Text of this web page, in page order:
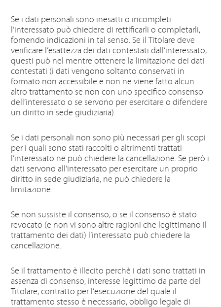
Se i dati personali sono inesatti o incompleti
l’interessato può chiedere di rettificarli o completarli,
fornendo indicazioni in tal senso. Se il Titolare deve
verificare l’esattezza dei dati contestati dall’interessato,
questi può nel mentre ottenere la limitazione dei dati
contestati (i dati vengono soltanto conservati in
formato non accessibile e non ne viene fatto alcun
altro trattamento se non con uno specifico consenso
dell’interessato o se servono per esercitare o difendere
un diritto in sede giudiziaria).
Se i dati personali non sono più necessari per gli scopi
per i quali sono stati raccolti o altrimenti trattati
l’interessato ne può chiedere la cancellazione. Se però i
dati servono all’interessato per esercitare un proprio
diritto in sede giudiziaria, ne può chiedere la
limitazione.
Se non sussiste il consenso, o se il consenso è stato
revocato (e non vi sono altre ragioni che legittimano il
trattamento dei dati) l’interessato può chiedere la
cancellazione.
Se il trattamento è illecito perchè i dati sono trattati in
assenza di consenso, interesse legittimo da parte del
Titolare, contratto per l’esecuzione del quale il
trattamento stesso è necessario, obbligo legale di